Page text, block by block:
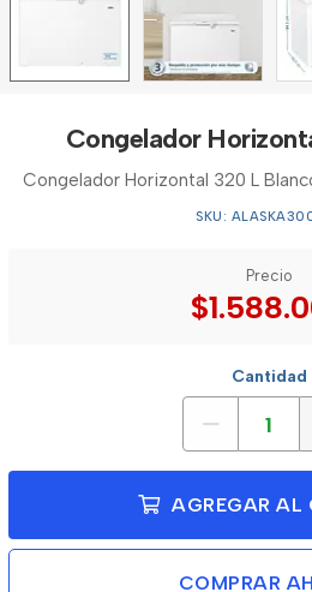
Congelador
Congelador Horizontal 320 L
SKU:
Precio
Cantidad
AGREGAR AL
COMPRAR